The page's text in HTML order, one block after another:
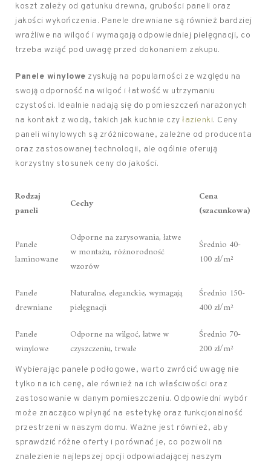
koszt zależy od gatunku drewna, grubości paneli oraz
jakości wykończenia. Panele drewniane są również bardziej
wrażliwe na wilgoć i wymagają odpowiedniej pielęgnacji, co
trzeba wziąć pod uwagę przed dokonaniem zakupu.
Panele winylowe zyskują na popularności ze względu na
swoją odporność na wilgoć i łatwość w utrzymaniu
czystości. Idealnie nadają się do pomieszczeń narażonych
na kontakt z wodą, takich jak kuchnie czy łazienki. Ceny
paneli winylowych są zróżnicowane, zależne od producenta
oraz zastosowanej technologii, ale ogólnie oferują
korzystny stosunek ceny do jakości.
Rodzaj
paneli
Cechy
Cena
(szacunkowa)
Panele
laminowane
Odporne na zarysowania, łatwe
w montażu, różnorodność
wzorów
Średnio 40-
100 zł/m²
Panele
drewniane
Naturalne, eleganckie, wymagają
pielęgnacji
Średnio 150-
400 zł/m²
Panele
winylowe
Odporne na wilgoć, łatwe w
czyszczeniu, trwałe
Średnio 70-
200 zł/m²
Wybierając panele podłogowe, warto zwrócić uwagę nie
tylko na ich cenę, ale również na ich właściwości oraz
zastosowanie w danym pomieszczeniu. Odpowiedni wybór
może znacząco wpłynąć na estetykę oraz funkcjonalność
przestrzeni w naszym domu. Ważne jest również, aby
sprawdzić różne oferty i porównać je, co pozwoli na
znalezienie najlepszej opcji odpowiadającej naszym